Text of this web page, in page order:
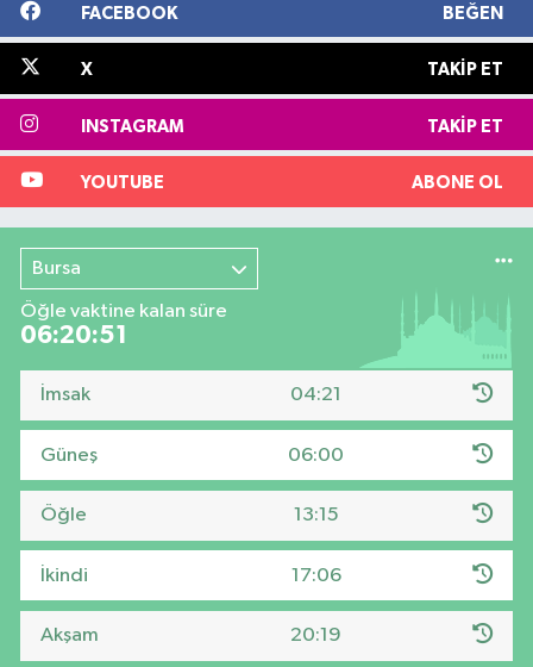
FACEBOOK BEĞEN
X TAKIP ET
INSTAGRAM TAKIP ET
YOUTUBE ABONE OL
Bursa
Öğle vaktine kalan süre
06:20:50
İmsak 04:21
Güneş 06:00
Öğle 13:15
İkindi 17:06
Akşam 20:19